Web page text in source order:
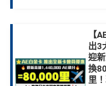
【
出3
迎
換
里